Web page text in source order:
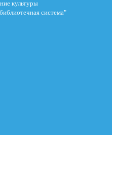
культуры
система"